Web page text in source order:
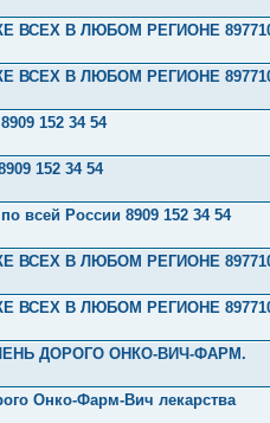
ВСЕХ В ЛЮБОМ РЕГИОНЕ
ВСЕХ В ЛЮБОМ РЕГИОНЕ
152 34 54
152 34 54
всей России 8909 152 34 54
ВСЕХ В ЛЮБОМ РЕГИОНЕ
ВСЕХ В ЛЮБОМ РЕГИОНЕ
ДОРОГО ОНКО-ВИЧ-ФАРМ.
Онко-Фарм-Вич лекарства